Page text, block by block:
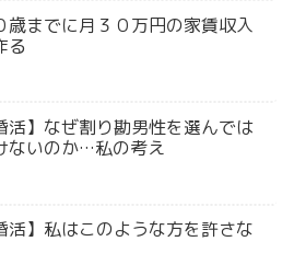
歳までに月３０万円の家賃収入
る
活】なぜ割り勘男性を選んでは
ないのか…私の考え
活】私はこのような方を許さな